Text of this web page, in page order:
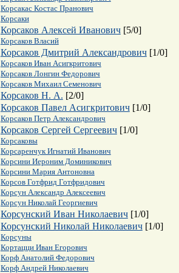
Корсакас Костас Пранович
Корсаки
Корсаков Алексей Иванович[5/0]
Корсаков Власий
Корсаков Дмитрий Александрович[1/0]
Корсаков Иван Асигкритович
Корсаков Лонгин Федорович
Корсаков Михаил Семенович
Корсаков Н. А. [2/0]
Корсаков Павел Асигкритович[1/0]
Корсаков Петр Александрович
Корсаков Сергей Сергеевич[1/0]
Корсаковы
Корсаренчук Игнатий Иванович
Корсини Иероним Доминикович
Корсини Мария Антоновна
Корсов Готфрид Готфридович
Корсун Александр Алексеевич
Корсун Николай Георгиевич
Корсунский Иван Николаевич[1/0]
Корсунский Николай Николаевич[1/0]
Корсуны
Кортацци Иван Егорович
Корф Анатолий Федорович
Корф Андрей Николаевич